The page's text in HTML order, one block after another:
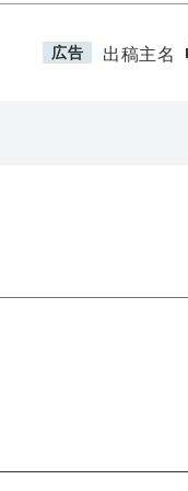
広告 出稿主名